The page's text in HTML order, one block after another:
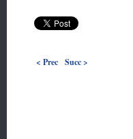
< Prec Succ >